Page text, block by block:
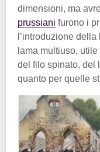
dimensioni, ma
prussiani furono i
l’introduzione
lama multiuso,
del filo spinato, del
quanto per quelle